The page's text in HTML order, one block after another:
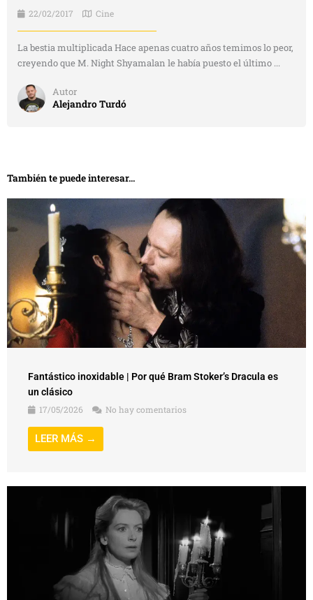
22/02/2017 Cine
La bestia multiplicada Hace apenas cuatro años temimos lo peor,
creyendo que M. Night Shyamalan le había puesto el último ...
Autor
Alejandro Turdó
También te puede interesar...
Fantástico inoxidable | Por qué Bram Stoker’s Dracula es
un clásico
17/05/2026
No hay comentarios
LEER MÁS →